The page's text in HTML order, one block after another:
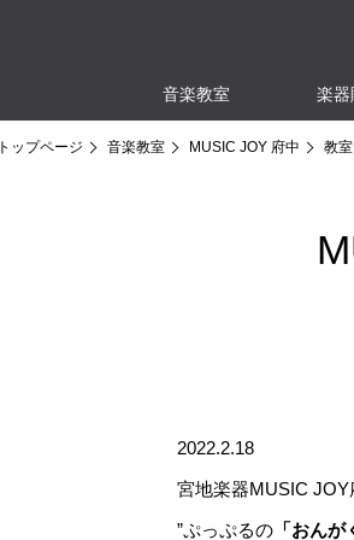
音楽教室 楽器
トップページ 音楽教室 MUSIC JOY 府中 教
2022.2.18
宮地楽器MUSIC JOY
”ぷっぷるの 「おん